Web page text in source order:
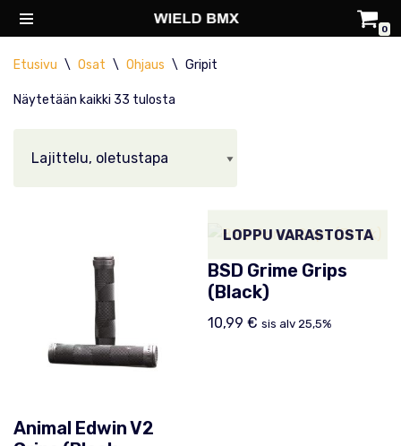
suoraan
sisältöön
0
Etusivu \ Osat \ Ohjaus \ Gripit
Näytetään kaikki 33 tulosta
Animal Edwin V2
LOPPU VARASTOSTA
BSD Grime Grips
(Black)
10,99€ sis alv 25,5%